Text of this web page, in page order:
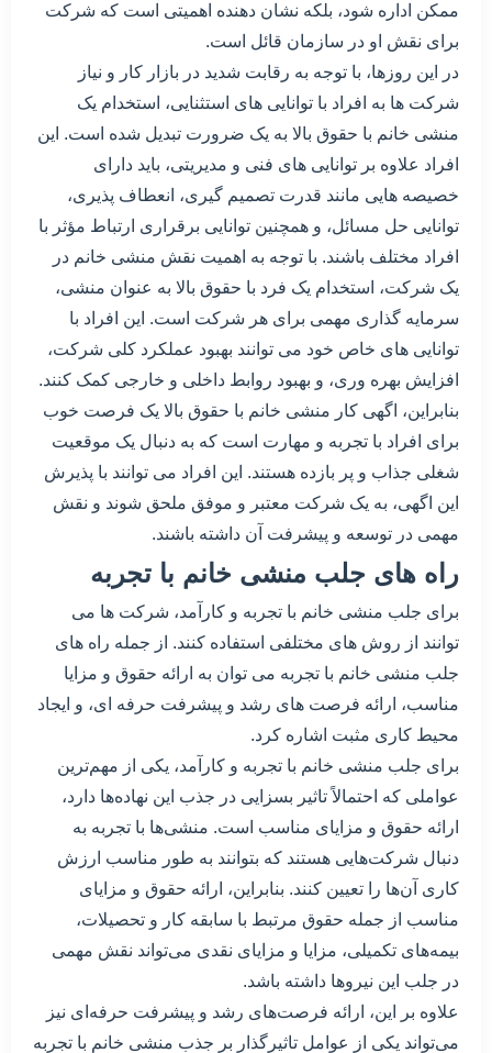
ممکن اداره شود، بلکه نشان دهنده اهمیتی است که شرکت
برای نقش او در سازمان قائل است.
در این روزها، با توجه به رقابت شدید در بازار کار و نیاز
شرکت ها به افراد با توانایی های استثنایی، استخدام یک
منشی خانم با حقوق بالا به یک ضرورت تبدیل شده است. این
افراد علاوه بر توانایی های فنی و مدیریتی، باید دارای
خصیصه هایی مانند قدرت تصمیم گیری، انعطاف پذیری،
توانایی حل مسائل، و همچنین توانایی برقراری ارتباط مؤثر با
افراد مختلف باشند. با توجه به اهمیت نقش منشی خانم در
یک شرکت، استخدام یک فرد با حقوق بالا به عنوان منشی،
سرمایه گذاری مهمی برای هر شرکت است. این افراد با
توانایی های خاص خود می توانند بهبود عملکرد کلی شرکت،
افزایش بهره وری، و بهبود روابط داخلی و خارجی کمک کنند.
بنابراین، اگهی کار منشی خانم با حقوق بالا یک فرصت خوب
برای افراد با تجربه و مهارت است که به دنبال یک موقعیت
شغلی جذاب و پر بازده هستند. این افراد می توانند با پذیرش
این اگهی، به یک شرکت معتبر و موفق ملحق شوند و نقش
مهمی در توسعه و پیشرفت آن داشته باشند.
راه های جلب منشی خانم با تجربه
برای جلب منشی خانم با تجربه و کارآمد، شرکت ها می
توانند از روش های مختلفی استفاده کنند. از جمله راه های
جلب منشی خانم با تجربه می توان به ارائه حقوق و مزایا
مناسب، ارائه فرصت های رشد و پیشرفت حرفه ای، و ایجاد
محیط کاری مثبت اشاره کرد.
برای جلب منشی خانم با تجربه و کارآمد، یکی از مهم‌ترین
عواملی که احتمالاً تاثیر بسزایی در جذب این نهاده‌ها دارد،
ارائه حقوق و مزایای مناسب است. منشی‌ها با تجربه به
دنبال شرکت‌هایی هستند که بتوانند به طور مناسب ارزش
کاری آن‌ها را تعیین کنند. بنابراین، ارائه حقوق و مزایای
مناسب از جمله حقوق مرتبط با سابقه کار و تحصیلات،
بیمه‌های تکمیلی، مزایا و مزایای نقدی می‌تواند نقش مهمی
در جلب این نیروها داشته باشد.
علاوه بر این، ارائه فرصت‌های رشد و پیشرفت حرفه‌ای نیز
می‌تواند یکی از عوامل تاثیرگذار بر جذب منشی خانم با تجربه